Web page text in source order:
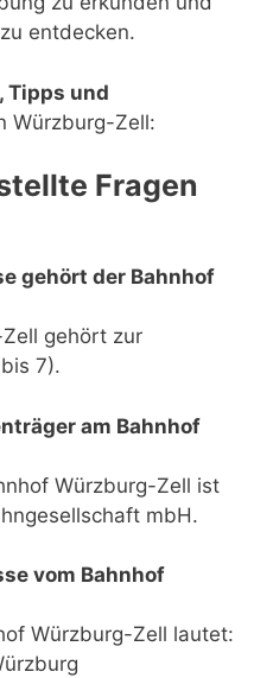
entdecken.
Tipps und
Würzburg-Zell:
Fragen
gehört der Bahnhof
gehört zur
7).
am Bahnhof
Würzburg-Zell ist
mbH.
vom Bahnhof
Würzburg-Zell lautet: